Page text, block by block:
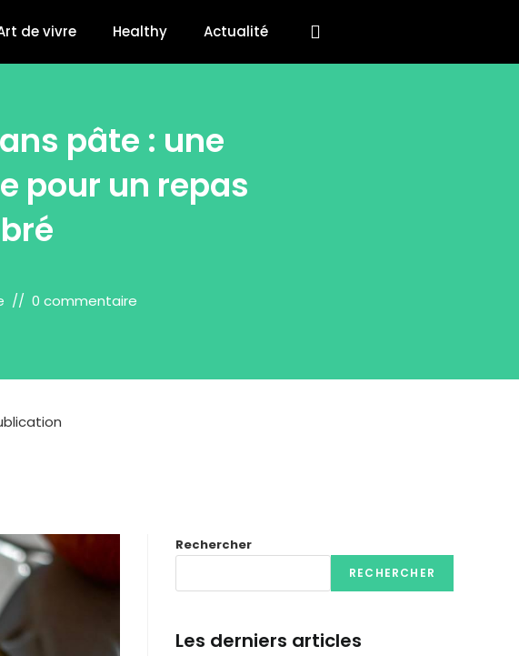
de vivre Healthy Actualité
pâte : une
pour un repas
0 commentaire
Rechercher
RECHERCHER
Les derniers articles